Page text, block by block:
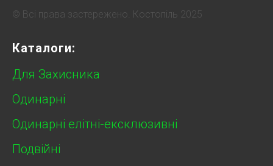
© Всі права застережено. Костопіль 2025
Каталоги:
Для Захисника
Одинарні
Одинарні елітні-ексклюзивні
Подвійні